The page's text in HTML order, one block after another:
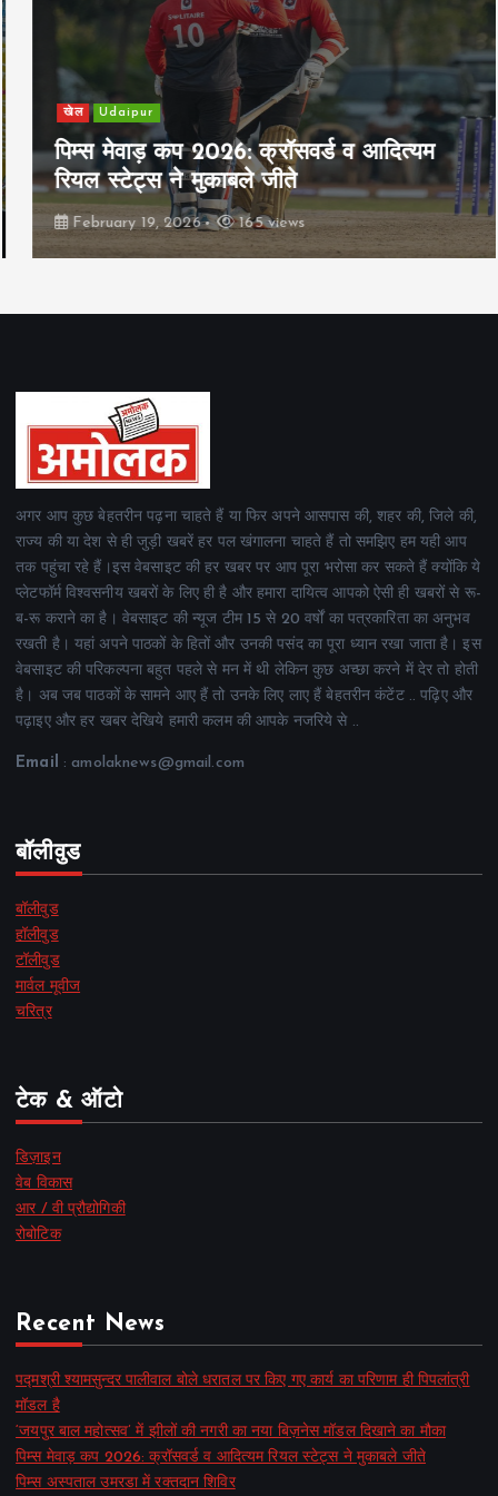
n
खेल Udaipur
पिम्स मेवाड़ कप 2026: क्रॉसवर्ड व आदित्यम
रियल स्टेट्स ने मुकाबले जीते
February 19, 2026 165 views
अगर आप कुछ बेहतरीन पढ़ना चाहते हैं या फिर अपने आसपास की, शहर की, जिले की,
राज्य की या देश से ही जुड़ी खबरें हर पल खंगालना चाहते हैं तो समझिए हम यही आप
तक पहुंचा रहे हैं।इस वेबसाइट की हर खबर पर आप पूरा भरोसा कर सकते हैं क्योंकि ये
प्लेटफॉर्म विश्वसनीय खबरों के लिए ही है और हमारा दायित्व आपको ऐसी ही खबरों से रू-
ब-रू कराने का है। वेबसाइट की न्यूज टीम 15 से 20 वर्षों का पत्रकारिता का अनुभव
रखती है। यहां अपने पाठकों के हितों और उनकी पसंद का पूरा ध्यान रखा जाता है। इस
वेबसाइट की परिकल्पना बहुत पहले से मन में थी लेकिन कुछ अच्छा करने में देर तो होती
है। अब जब पाठकों के सामने आए हैं तो उनके लिए लाए हैं बेहतरीन कंटेंट .. पढ़िए और
पढ़ाइए और हर खबर देखिये हमारी कलम की आपके नजरिये से ..
Email : amolaknews@gmail.com
बॉलीवुड
बॉलीवुड
हॉलीवुड
टॉलीवुड
मार्वल मूवीज
चरित्र
टेक & ऑटो
डिज़ाइन
वेब विकास
आर / वी प्रौद्योगिकी
रोबोटिक
Recent News
पद्मश्री श्यामसुन्दर पालीवाल बोले धरातल पर किए गए कार्य का परिणाम ही पिपलांत्री
मॉडल है
‘जयपुर बाल महोत्सव’ में झीलों की नगरी का नया बिज़नेस मॉडल दिखाने का मौका
पिम्स मेवाड़ कप 2026: क्रॉसवर्ड व आदित्यम रियल स्टेट्स ने मुकाबले जीते
पिम्स अस्पताल उमरडा में रक्तदान शिविर